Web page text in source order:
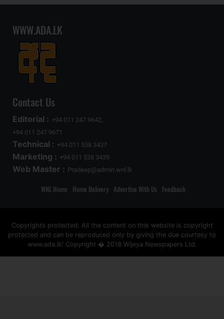
WWW.ADA.LK
Contact Us
Editorial : +94 011 247 9642,
+94 011 247 9671
Technical : +94 011 538 3437
Marketing : +94 011 538 3439
Web Master : Pradeep@admin.wnl.lk
WNL Home Home Delivery Advertise With Us Feedback
Copyrights protected: All the content on this website is copyright
protected and can be reproduced only by giving the due courtesy to
www.ada.lk' Copyright � 2018 Wijeya Newspapers Ltd.